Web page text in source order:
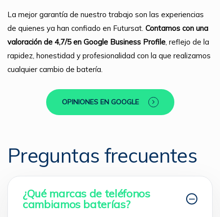
La mejor garantía de nuestro trabajo son las experiencias
de quienes ya han confiado en Futursat. Contamos con una
valoración de 4,7/5 en Google Business Profile, reflejo de la
rapidez, honestidad y profesionalidad con la que realizamos
cualquier cambio de batería.
OPINIONES EN GOOGLE
Preguntas frecuentes
¿Qué marcas de teléfonos
cambiamos baterías?